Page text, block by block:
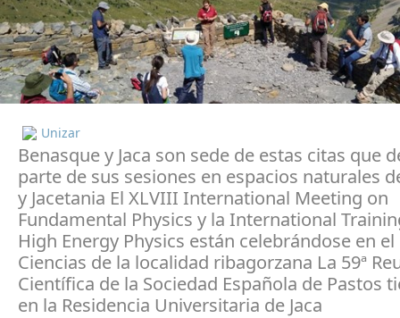
Unizar
Benasque y Jaca son sede de estas citas que
parte de sus sesiones en espacios naturales
y Jacetania El XLVIII International Meeting on
Fundamental Physics y la International
High Energy Physics están celebrándose en
Ciencias de la localidad ribagorzana La 59ª
Científica de la Sociedad Española de Pastos
en la Residencia Universitaria de Jaca